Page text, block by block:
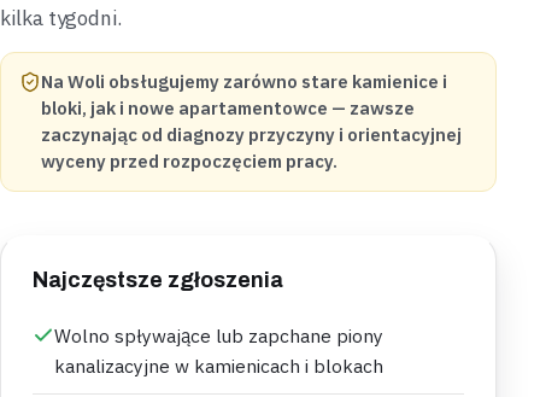
kilka tygodni.
Na Woli obsługujemy zarówno stare kamienice i
bloki, jak i nowe apartamentowce — zawsze
zaczynając od diagnozy przyczyny i orientacyjnej
wyceny przed rozpoczęciem pracy.
Najczęstsze zgłoszenia
Wolno spływające lub zapchane piony
kanalizacyjne w kamienicach i blokach